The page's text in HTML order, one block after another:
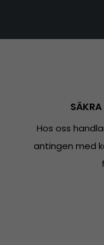
Hos oss
antingen med